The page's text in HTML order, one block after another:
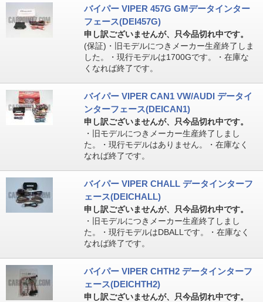
バイパー VIPER 457G GMデータインター
フェース(DEI457G)
申し訳ございませんが、只今品切れ中です。
(保証)・旧モデルにつきメーカー生産終了しま
した。・現行モデルは1700Gです。・在庫な
くなれば終了です。
バイパー VIPER CAN1 VW/AUDI データイ
ンターフェース(DEICAN1)
申し訳ございませんが、只今品切れ中です。
・旧モデルにつきメーカー生産終了しまし
た。・現行モデルはありません。・在庫なく
なれば終了です。
バイパー VIPER CHALL データインターフ
ェース(DEICHALL)
申し訳ございませんが、只今品切れ中です。
・旧モデルにつきメーカー生産終了しまし
た。・現行モデルはDBALLです。・在庫なく
なれば終了です。
バイパー VIPER CHTH2 データインターフ
ェース(DEICHTH2)
申し訳ございませんが、只今品切れ中です。